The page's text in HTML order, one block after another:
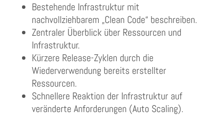
Bestehende Infrastruktur mit
nachvollziehbarem „Clean Code“ beschreiben.
Zentraler Überblick über Ressourcen und
Infrastruktur.
Kürzere Release-Zyklen durch die
Wiederverwendung bereits erstellter
Ressourcen.
Schnellere Reaktion der Infrastruktur auf
veränderte Anforderungen (Auto Scaling).